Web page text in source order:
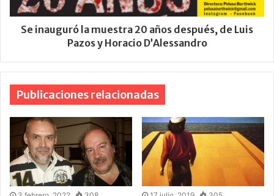
Se inauguró la muestra 20 años después, de Luis
Pazos y Horacio D’Alessandro
Publicaciones relacionadas